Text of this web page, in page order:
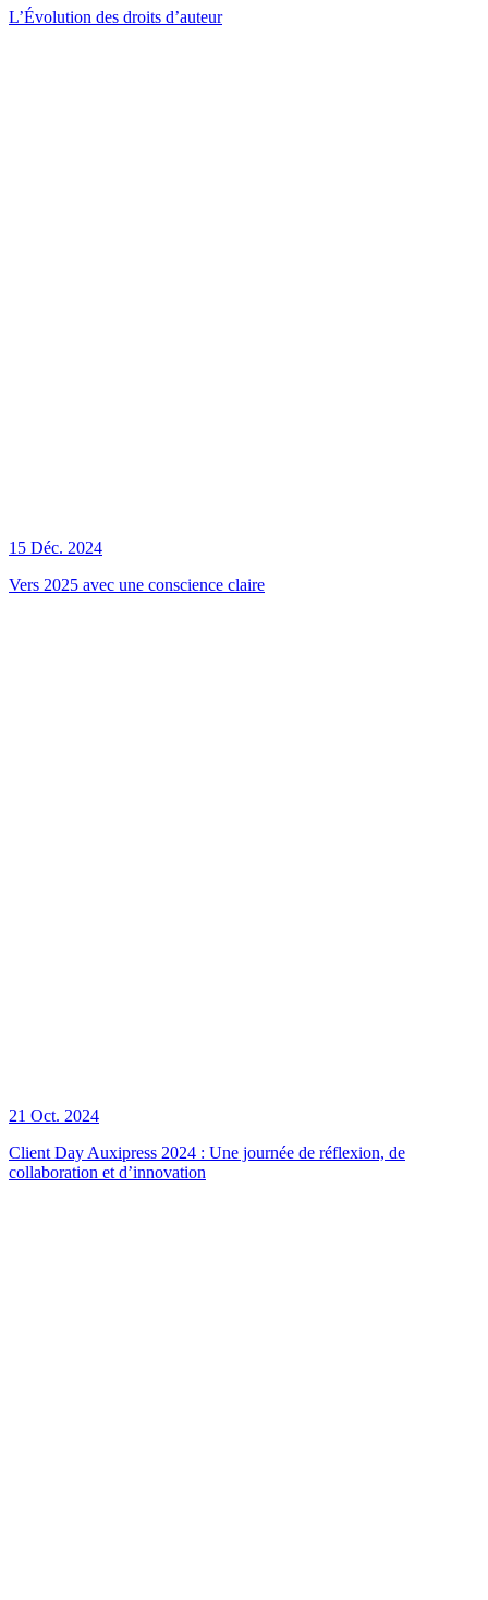
L’Évolution des droits d’auteur
15 Déc. 2024
Vers 2025 avec une conscience claire
21 Oct. 2024
Client Day Auxipress 2024 : Une journée de réflexion, de
collaboration et d’innovation